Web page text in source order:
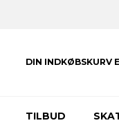
DIN INDKØBSKURV
TILBUD